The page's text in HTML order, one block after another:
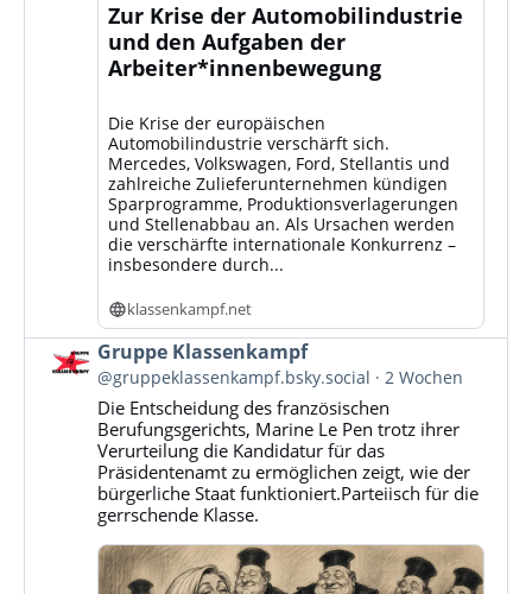
Zur Krise der Automobilindustrie
und den Aufgaben der
Arbeiter*innenbewegung
Die Krise der europäischen
Automobilindustrie verschärft sich.
Mercedes, Volkswagen, Ford, Stellantis und
zahlreiche Zulieferunternehmen kündigen
Sparprogramme, Produktionsverlagerungen
und Stellenabbau an. Als Ursachen werden
die verschärfte internationale Konkurrenz –
insbesondere durch...
klassenkampf.net
Beitrag
von
Gruppe
Klassenkampf
Bluesky
ansehen
Gruppe Klassenkampf
@gruppeklassenkampf.bsky.social 2 Wochen
Die Entscheidung des französischen
Berufungsgerichts, Marine Le Pen trotz ihrer
Verurteilung die Kandidatur für das
Präsidentenamt zu ermöglichen zeigt, wie der
bürgerliche Staat funktioniert.Parteiisch für die
gerrschende Klasse.